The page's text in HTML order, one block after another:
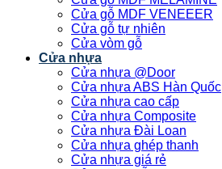
Cửa gỗ MDF VENEEER
Cửa gỗ tự nhiên
Cửa vòm gỗ
Cửa nhựa
Cửa nhựa @Door
Cửa nhựa ABS Hàn Quốc
Cửa nhựa cao cấp
Cửa nhựa Composite
Cửa nhựa Đài Loan
Cửa nhựa ghép thanh
Cửa nhựa giá rẻ